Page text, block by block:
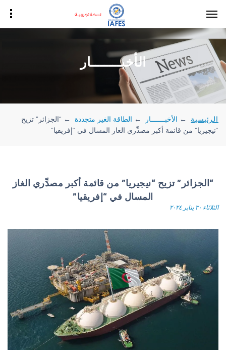
الأخبـــــــار
الرئيسية ← الأخبـــــــار ← الطاقة الغير متجددة ← “الجزائر” تزيح
“نيجيريا” من قائمة أكبر مصدِّري الغاز المسال في “إفريقيا”
“الجزائر” تزيح “نيجيريا” من قائمة أكبر مصدِّري الغاز
المسال في “إفريقيا”
الثلاثاء ٣٠ يناير ٢٠٢٤